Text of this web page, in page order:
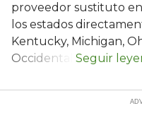
proveedor sustituto
los estados
Kentucky, Michigan,
Occidental.